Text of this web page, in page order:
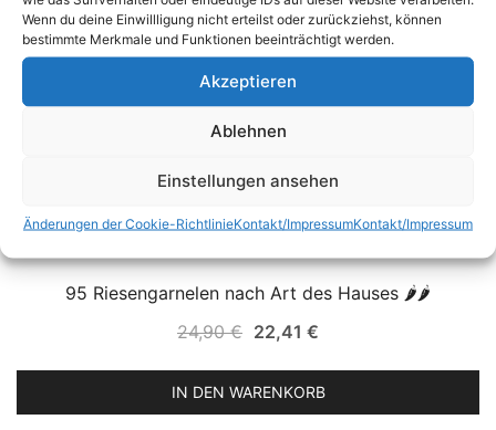
Wenn du deine Einwillligung nicht erteilst oder zurückziehst, können
bestimmte Merkmale und Funktionen beeinträchtigt werden.
Akzeptieren
Ablehnen
Einstellungen ansehen
Änderungen der Cookie-RichtlinieKontakt/ImpressumKontakt/Impressum
Preis
war:
17,90 €
Preis
ist:
IN DEN WARENKORB
94 Riesengarnelen mit Bambus und Pilzen
Preis
war:
Preis
ist:
IN DEN WARENKORB
95 Riesengarnelen nach Art des Hauses 🌶🌶
24,90€ Ursprünglicher
war:
24,90 €
22,41 €
ist:
22,41 €.
IN DEN WARENKORB